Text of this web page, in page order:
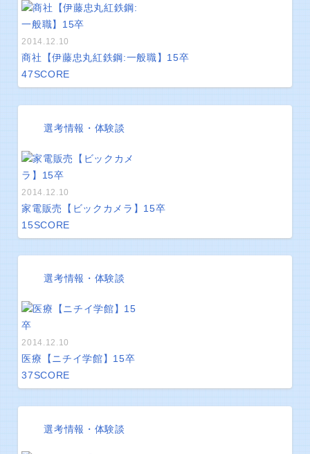
2014.12.10
商社【伊藤忠丸紅鉄鋼:一般職】15卒
47SCORE
選考情報・体験談
2014.12.10
家電販売【ビックカメラ】15卒
15SCORE
選考情報・体験談
2014.12.10
医療【ニチイ学館】15卒
37SCORE
選考情報・体験談